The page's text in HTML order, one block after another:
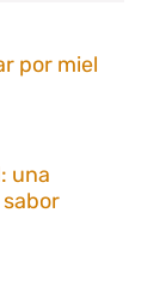
por miel
una